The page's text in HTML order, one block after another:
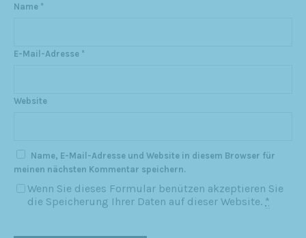
Name *
E-Mail-Adresse *
Website
Name, E-Mail-Adresse und Website in diesem Browser für
meinen nächsten Kommentar speichern.
Wenn Sie dieses Formular benützen akzeptieren Sie
die Speicherung Ihrer Daten auf dieser Website. *